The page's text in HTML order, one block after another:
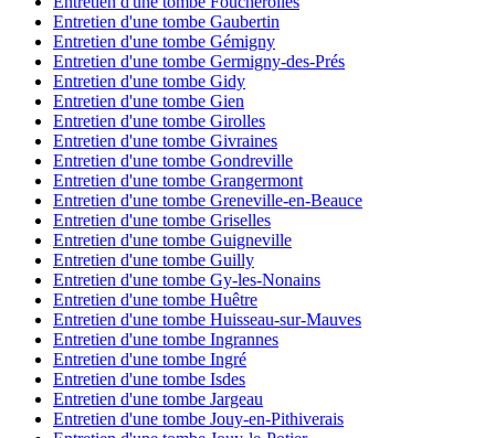
Entretien d'une tombe Gaubertin
Entretien d'une tombe Gémigny
Entretien d'une tombe Germigny-des-Prés
Entretien d'une tombe Gidy
Entretien d'une tombe Gien
Entretien d'une tombe Girolles
Entretien d'une tombe Givraines
Entretien d'une tombe Gondreville
Entretien d'une tombe Grangermont
Entretien d'une tombe Greneville-en-Beauce
Entretien d'une tombe Griselles
Entretien d'une tombe Guigneville
Entretien d'une tombe Guilly
Entretien d'une tombe Gy-les-Nonains
Entretien d'une tombe Huêtre
Entretien d'une tombe Huisseau-sur-Mauves
Entretien d'une tombe Ingrannes
Entretien d'une tombe Ingré
Entretien d'une tombe Isdes
Entretien d'une tombe Jargeau
Entretien d'une tombe Jouy-en-Pithiverais